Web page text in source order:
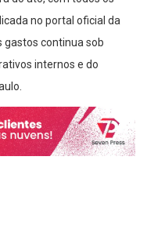
no portal oficial da
gastos continua sob
internos e do